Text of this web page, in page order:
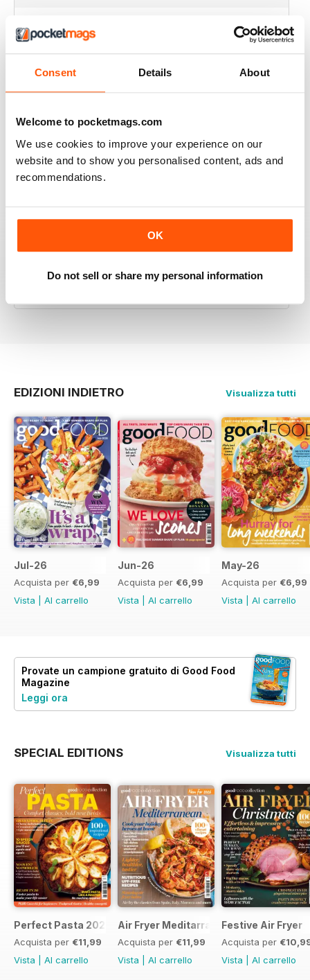
Consent Details About
Welcome to pocketmags.com
We use cookies to improve your experience on our
website and to show you personalised content, ads and
recommendations.
OK
Do not sell or share my personal information
ALWAYS A GOOD READ
One of the best magazines for Foodies in the UK
Recensito 14 dicembre 2019
HIGHLY PROFESSIONAL
Mouth watering articles
Great BBC mag
EDIZIONI INDIETRO Visualizza tutti
Jul-26
Acquista per €6,99
Vista
Al carrello
Jun-26
Acquista per €6,99
Vista
Al carrello
May-26
Acquista per €6,99
Vista
Al carrello
Provate un campione gratuito di Good Food
Magazine
Leggi ora
SPECIAL EDITIONS Visualizza tutti
Perfect Pasta 2026
Acquista per €11,99
Vista
Al carrello
Air Fryer Meditarranean
Acquista per €11,99
Vista
Al carrello
Festive Air Fryer
Acquista per
Vista
Al carrello